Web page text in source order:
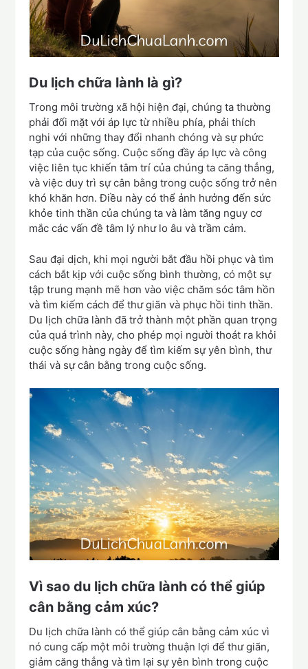
Du lịch chữa lành là gì?
Trong môi trường xã hội hiện đại, chúng ta thường
phải đối mặt với áp lực từ nhiều phía, phải thích
nghi với những thay đổi nhanh chóng và sự phức
tạp của cuộc sống. Cuộc sống đầy áp lực và công
việc liên tục khiến tâm trí của chúng ta căng thẳng,
và việc duy trì sự cân bằng trong cuộc sống trở nên
khó khăn hơn. Điều này có thể ảnh hưởng đến sức
khỏe tinh thần của chúng ta và làm tăng nguy cơ
mắc các vấn đề tâm lý như lo âu và trầm cảm.
Sau đại dịch, khi mọi người bắt đầu hồi phục và tìm
cách bắt kịp với cuộc sống bình thường, có một sự
tập trung mạnh mẽ hơn vào việc chăm sóc tâm hồn
và tìm kiếm cách để thư giãn và phục hồi tinh thần.
Du lịch chữa lành đã trở thành một phần quan trọng
của quá trình này, cho phép mọi người thoát ra khỏi
cuộc sống hàng ngày để tìm kiếm sự yên bình, thư
thái và sự cân bằng trong cuộc sống.
Vì sao du lịch chữa lành có thể giúp
cân bằng cảm xúc?
Du lịch chữa lành có thể giúp cân bằng cảm xúc vì
nó cung cấp một môi trường thuận lợi để thư giãn,
giảm căng thẳng và tìm lại sự yên bình trong cuộc